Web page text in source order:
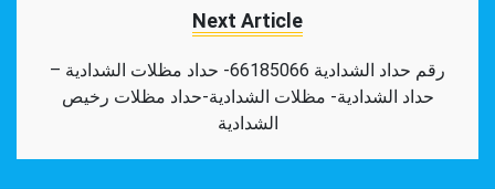
Next Article
رقم حداد الشدادية 66185066- حداد مظلات الشدادية –
حداد الشدادية- مظلات الشدادية-حداد مظلات رخيص
الشدادية